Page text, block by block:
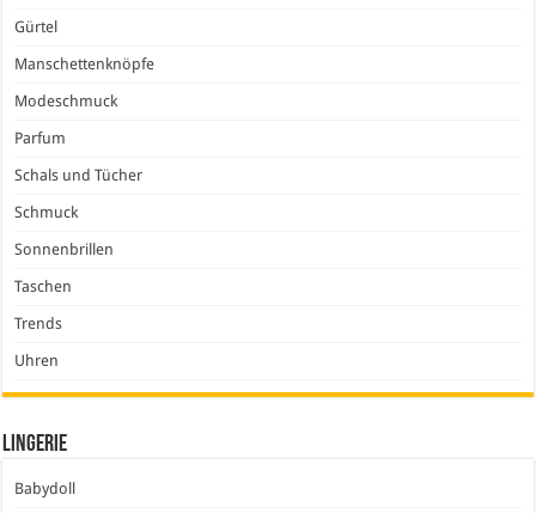
Gürtel
Manschettenknöpfe
Modeschmuck
Parfum
Schals und Tücher
Schmuck
Sonnenbrillen
Taschen
Trends
Uhren
Lingerie
Babydoll